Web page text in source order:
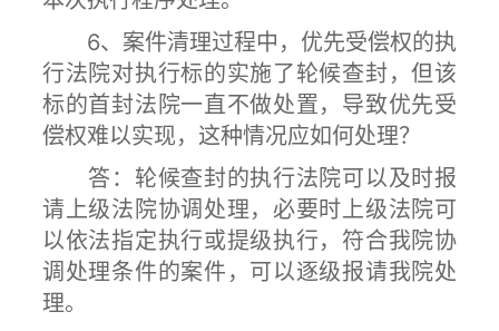
6、案件清理过程中，优先受偿权的执
行法院对执行标的实施了轮候查封，但该
标的首封法院一直不做处置，导致优先受
偿权难以实现，这种情况应如何处理？
答：轮候查封的执行法院可以及时报
请上级法院协调处理，必要时上级法院可
以依法指定执行或提级执行，符合我院协
调处理条件的案件，可以逐级报请我院处
理。